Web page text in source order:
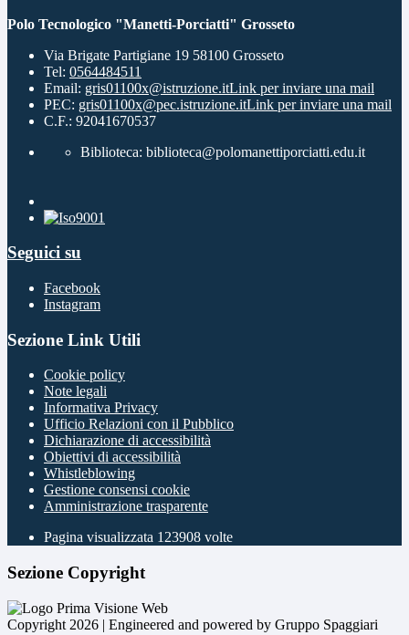
Polo Tecnologico "Manetti-Porciatti" Grosseto
Via Brigate Partigiane 19 58100 Grosseto
Tel: 0564484511
Email: gris01100x@istruzione.itLink per inviare una mail
PEC: gris01100x@pec.istruzione.itLink per inviare una mail
C.F.: 92041670537
Biblioteca: biblioteca@polomanettiporciatti.edu.it
Seguici su
Facebook
Instagram
Sezione Link Utili
Cookie policy
Note legali
Informativa Privacy
Ufficio Relazioni con il Pubblico
Dichiarazione di accessibilità
Obiettivi di accessibilità
Whistleblowing
Gestione consensi cookie
Amministrazione trasparente
Pagina visualizzata 123908 volte
Sezione Copyright
Copyright 2026 | Engineered and powered by Gruppo Spaggiari